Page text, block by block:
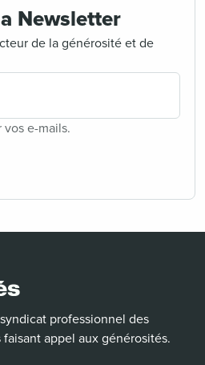
Newsletter
de la générosité et de
e-mails.
professionnel des
appel aux générosités.